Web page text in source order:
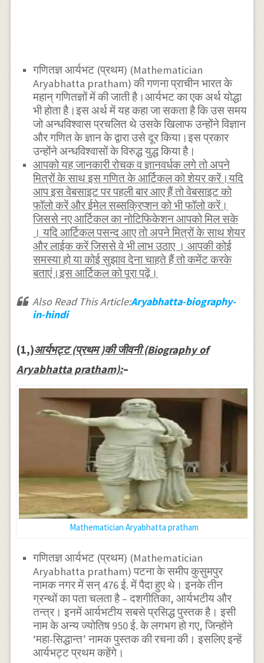
गणितज्ञ आर्यभट (प्रथम) (Mathematician
Aryabhatta pratham) की गणना प्राचीन भारत के
महान् गणितज्ञों में की जाती है।आर्यभट का एक अर्थ योद्धा
भी होता है।इस अर्थ में यह कहा जा सकता है कि उस समय
जो अन्धविश्वास प्रचलित थे उसके खिलाफ उन्होंने विज्ञान
और गणित के ज्ञान के द्वारा उसे दूर किया।इस प्रकार
उन्होंने अन्धविश्वासों के विरुद्ध युद्ध किया है।
आपको यह जानकारी रोचक व ज्ञानवर्धक लगे तो अपने
मित्रों के साथ इस गणित के आर्टिकल को शेयर करें।यदि
आप इस वेबसाइट पर पहली बार आए हैं तो वेबसाइट को
फॉलो करें और ईमेल सब्सक्रिप्शन को भी फॉलो करें।
जिससे नए आर्टिकल का नोटिफिकेशन आपको मिल सके
। यदि आर्टिकल पसन्द आए तो अपने मित्रों के साथ शेयर
और लाईक करें जिससे वे भी लाभ उठाए । आपकी कोई
समस्या हो या कोई सुझाव देना चाहते हैं तो कमेंट करके
बताएं।इस आर्टिकल को पूरा पढ़ें।
Also Read This Article:Aryabhatta-biography-
in-hindi
(1,)आर्यभट्ट (प्रथम )की जीवनी (Biography of
Aryabhatta pratham):–
Mathematician Aryabhatta pratham
गणितज्ञ आर्यभट (प्रथम) (Mathematician
Aryabhatta pratham) पटना के समीप कुसुमपुर
नामक नगर में सन् 476 ई. में पैदा हुए थे। इनके तीन
ग्रन्थों का पता चलता है – दशगीतिका, आर्यभटीय और
तन्त्र। इनमें आर्यभटीय सबसे प्रसिद्ध पुस्तक है। इसी
नाम के अन्य ज्योतिष 950 ई. के लगभग हो गए, जिन्होंने
‘महा-सिद्धान्त’ नामक पुस्तक की रचना की। इसलिए इन्हें
आर्यभट्ट प्रथम कहेंगे।